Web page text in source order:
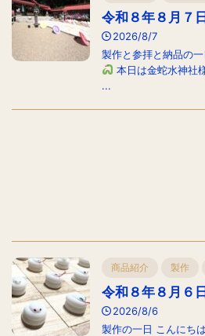
令和８年８月７
2026/8/7
製作と参拝と納品の
本日は金蛇水神社
...
商品紹介 製作
令和８年８月６
2026/8/6
製作の一日 こんにち